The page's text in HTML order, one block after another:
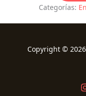
Categorías:
Copyright ©